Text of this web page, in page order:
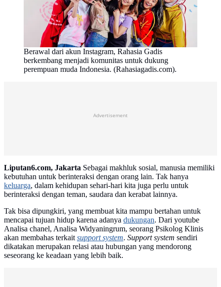
Berawal dari akun Instagram, Rahasia Gadis
berkembang menjadi komunitas untuk dukung
perempuan muda Indonesia. (Rahasiagadis.com).
Advertisement
Liputan6.com, Jakarta Sebagai makhluk sosial, manusia memiliki
kebutuhan untuk berinteraksi dengan orang lain. Tak hanya
keluarga, dalam kehidupan sehari-hari kita juga perlu untuk
berinteraksi dengan teman, saudara dan kerabat lainnya.
Tak bisa dipungkiri, yang membuat kita mampu bertahan untuk
mencapai tujuan hidup karena adanya dukungan. Dari youtube
Analisa chanel, Analisa Widyaningrum, seorang Psikolog Klinis
akan membahas terkaitsupport system. Support system sendiri
dikatakan merupakan relasi atau hubungan yang mendorong
seseorang ke keadaan yang lebih baik.